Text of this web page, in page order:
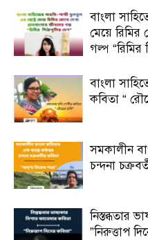
বাংলা
মেয়ে রিমির
গল্প “রিমির
বাংলা
কবিতা “
সমকালীন
চন্দনা
নিস্তব্ধতার
”নিরুত্তাপ